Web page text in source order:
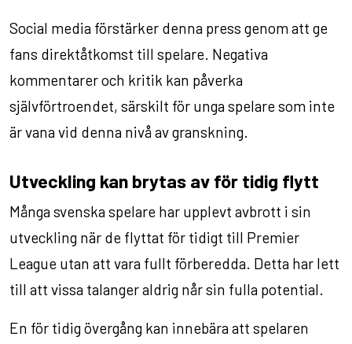
Social media förstärker denna press genom att ge
fans direktåtkomst till spelare. Negativa
kommentarer och kritik kan påverka
självförtroendet, särskilt för unga spelare som inte
är vana vid denna nivå av granskning.
Utveckling kan brytas av för tidig flytt
Många svenska spelare har upplevt avbrott i sin
utveckling när de flyttat för tidigt till Premier
League utan att vara fullt förberedda. Detta har lett
till att vissa talanger aldrig når sin fulla potential.
En för tidig övergång kan innebära att spelaren